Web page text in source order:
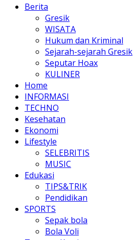
Berita
Gresik
WISATA
Hukum dan Kriminal
Sejarah-sejarah Gresik
Seputar Hoax
KULINER
Home
INFORMASI
TECHNO
Kesehatan
Ekonomi
Lifestyle
SELEBRITIS
MUSIC
Edukasi
TIPS&TRIK
Pendidikan
SPORTS
Sepak bola
Bola Voli